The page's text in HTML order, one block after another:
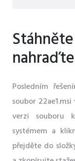
Posledním
soubor
verzi souboru
systémem a
přejděte do